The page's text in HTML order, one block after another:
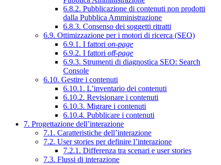
6.8.2. Pubblicazione di contenuti non prodotti
dalla Pubblica Amministrazione
6.8.3. Consenso dei soggetti ritratti
6.9. Ottimizzazione per i motori di ricerca (SEO)
6.9.1. I fattori on-page
6.9.2. I fattori off-page
6.9.3. Strumenti di diagnostica SEO: Search
Console
6.10. Gestire i contenuti
6.10.1. L’inventario dei contenuti
6.10.2. Revisionare i contenuti
6.10.3. Migrare i contenuti
6.10.4. Pubblicare i contenuti
7. Progettazione dell’interazione
7.1. Caratteristiche dell’interazione
7.2. User stories per definire l’interazione
7.2.1. Differenza tra scenari e user stories
7.3. Flussi di interazione